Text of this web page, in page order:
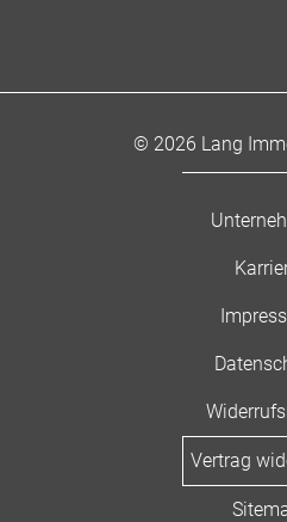
© 2026 Lang
Vertrag